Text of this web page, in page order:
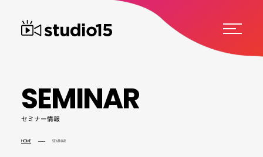
SEMINAR
セミ ナー情報
HOME SEMINAR